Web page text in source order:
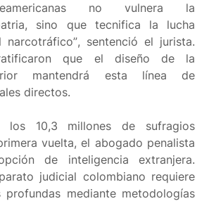
no vulnera la
sino que tecnifica la lucha
sentenció el jurista.
que el diseño de la
mantendrá esta línea de
directos.
los 10,3 millones de sufragios
vuelta, el abogado penalista
de inteligencia extranjera.
judicial colombiano requiere
profundas mediante metodologías